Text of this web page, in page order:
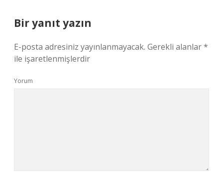
Bir yanıt yazın
E-posta adresiniz yayınlanmayacak. Gerekli alanlar*
ile işaretlenmişlerdir
Yorum